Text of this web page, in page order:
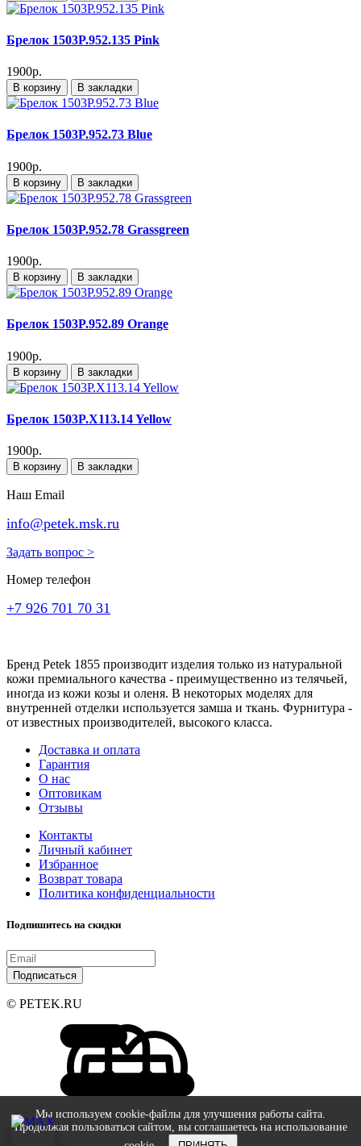
Брелок 1503P.952.135 Pink
1900р.
В корзину В закладки
Брелок 1503P.952.73 Blue
1900р.
В корзину В закладки
Брелок 1503P.952.78 Grassgreen
1900р.
В корзину В закладки
Брелок 1503P.952.89 Orange
1900р.
В корзину В закладки
Брелок 1503P.X113.14 Yellow
1900р.
В корзину В закладки
Наш Email
info@petek.msk.ru
Задать вопрос >
Номер телефон
+7 926 701 70 31
Бренд Petek 1855 производит изделия только из натуральной
кожи премиального качества - преимущественно из телячьей,
иногда из кожи козы и оленя. В некоторых моделях для
внутренней отделки используется замша и ткань. Фурнитура -
от известных производителей, высокого класса.
Доставка и оплата
Гарантия
О нас
Оптовикам
Отзывы
Контакты
Личный кабинет
Избранное
Возврат товара
Политика конфиденциальности
Подпишитесь на скидки
Подписаться
© PETEK.RU
Мы используем cookie-файлы для улучшения работы сайта.
Продолжая пользоваться сайтом, вы соглашаетесь на использование